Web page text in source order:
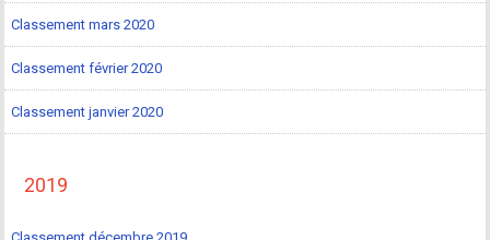
Classement mars 2020
Classement février 2020
Classement janvier 2020
2019